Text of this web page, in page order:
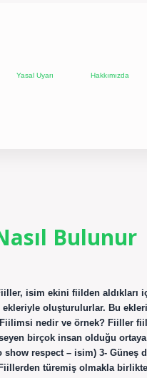
Yasal Uyarı Hakkımızda
Bulunur
isim ekini fiilden
oluşturulurlar. Bu
nedir ve örnek? Fiiller
birçok insan olduğu ortaya
show respect – isim) 3-
Fiillerden türemiş olmakla